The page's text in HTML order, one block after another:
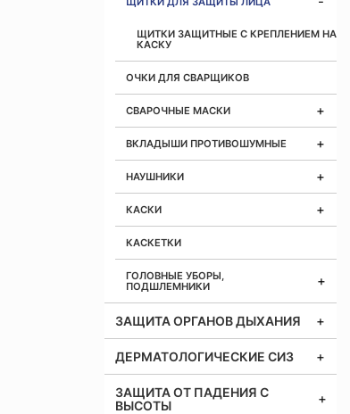
ЩИТКИ ЗАЩИТНЫЕ С КРЕПЛЕНИЕМ НА
КАСКУ
ОЧКИ ДЛЯ СВАРЩИКОВ
СВАРОЧНЫЕ МАСКИ
ВКЛАДЫШИ ПРОТИВОШУМНЫЕ
НАУШНИКИ
КАСКИ
КАСКЕТКИ
ГОЛОВНЫЕ УБОРЫ,
ПОДШЛЕМНИКИ
ЗАЩИТА ОРГАНОВ ДЫХАНИЯ
ДЕРМАТОЛОГИЧЕСКИЕ СИЗ
ЗАЩИТА ОТ ПАДЕНИЯ С
ВЫСОТЫ